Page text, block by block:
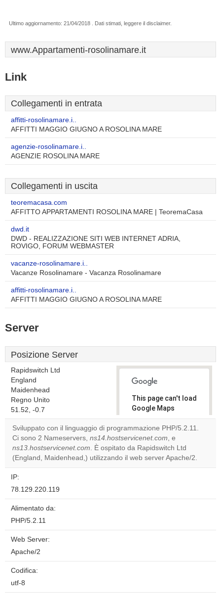
Ultimo aggiornamento: 21/04/2018 . Dati stimati, leggere il disclaimer.
www.Appartamenti-rosolinamare.it
Link
Collegamenti in entrata
affitti-rosolinamare.i..
AFFITTI MAGGIO GIUGNO A ROSOLINA MARE
agenzie-rosolinamare.i..
AGENZIE ROSOLINA MARE
Collegamenti in uscita
teoremacasa.com
AFFITTO APPARTAMENTI ROSOLINA MARE | TeoremaCasa
dwd.it
DWD - REALIZZAZIONE SITI WEB INTERNET ADRIA,
ROVIGO, FORUM WEBMASTER
vacanze-rosolinamare.i..
Vacanze Rosolinamare - Vacanza Rosolinamare
affitti-rosolinamare.i..
AFFITTI MAGGIO GIUGNO A ROSOLINA MARE
Server
Posizione Server
Rapidswitch Ltd
England
Maidenhead
Regno Unito
51.52, -0.7
This page can't load
Google Maps
correctly.
Do you
own this
website?
Sviluppato con il linguaggio di programmazione PHP/5.2.11.
Ci sono 2 Nameservers, ns14.hostservicenet.com, e
ns13.hostservicenet.com. È ospitato da Rapidswitch Ltd
(England, Maidenhead,) utilizzando il web server Apache/2.
IP:
78.129.220.119
Alimentato da:
PHP/5.2.11
Web Server:
Apache/2
Codifica:
utf-8